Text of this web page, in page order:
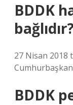
BDDK
27 Nisan 2018
BDDK